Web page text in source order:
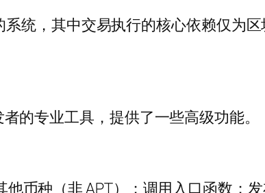
统，其中交易执行的核心依赖仅为
的专业工具，提供了一些高级功能。
币种（非 APT）；调用入口函数；发